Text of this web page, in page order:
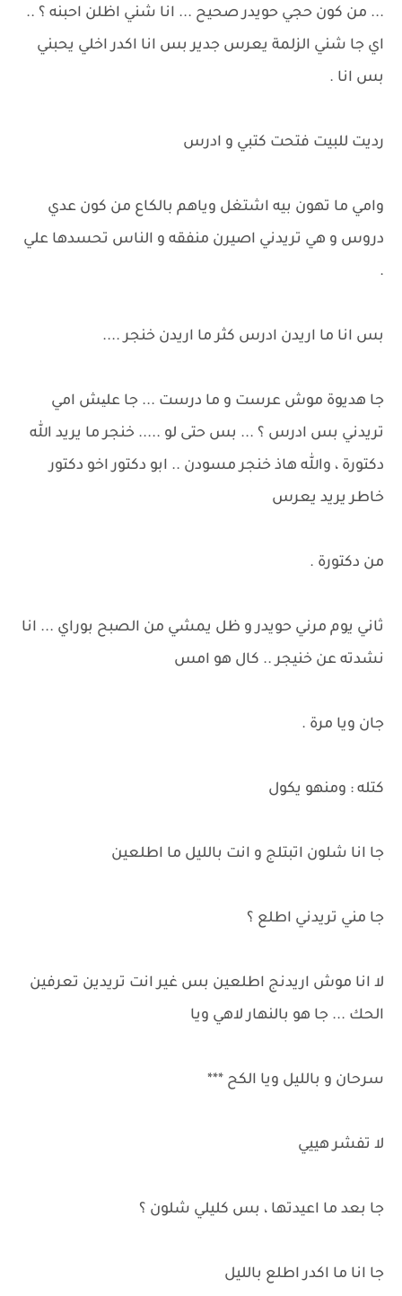
... من كون حجي حويدر صحيح ... انا شني اظلن احبنه ؟ ..
اي جا شني الزلمة يعرس جدير بس انا اكدر اخلي يحبني
بس انا .
رديت للبيت فتحت كتبي و ادرس
وامي ما تهون بيه اشتغل وياهم بالكاع من كون عدي
دروس و هي تريدني اصيرن منفقه و الناس تحسدها علي
.
بس انا ما اريدن ادرس كثر ما اريدن خنجر ....
جا هديوة موش عرست و ما درست ... جا علیش امي
تريدني بس ادرس ؟ ... بس حتى لو ..... خنجر ما يريد الله
دكتورة ، والله هاذ خنجر مسودن .. ابو دكتور اخو دكتور
خاطر يريد يعرس
من دكتورة .
ثاني يوم مرني حويدر و ظل يمشي من الصبح بوراي ... انا
نشدته عن خنيجر .. كال هو امس
جان ويا مرة .
كتله : ومنهو يكول
جا انا شلون اتبتلج و انت بالليل ما اطلعين
جا مني تريدني اطلع ؟
لا انا موش اريدنج اطلعين بس غير انت تريدين تعرفين
الحك ... جا هو بالنهار لاهي ويا
سرحان و بالليل ويا الكح ***
لا تفشر هييي
جا بعد ما اعيدتها ، بس كليلي شلون ؟
جا انا ما اكدر اطلع بالليل